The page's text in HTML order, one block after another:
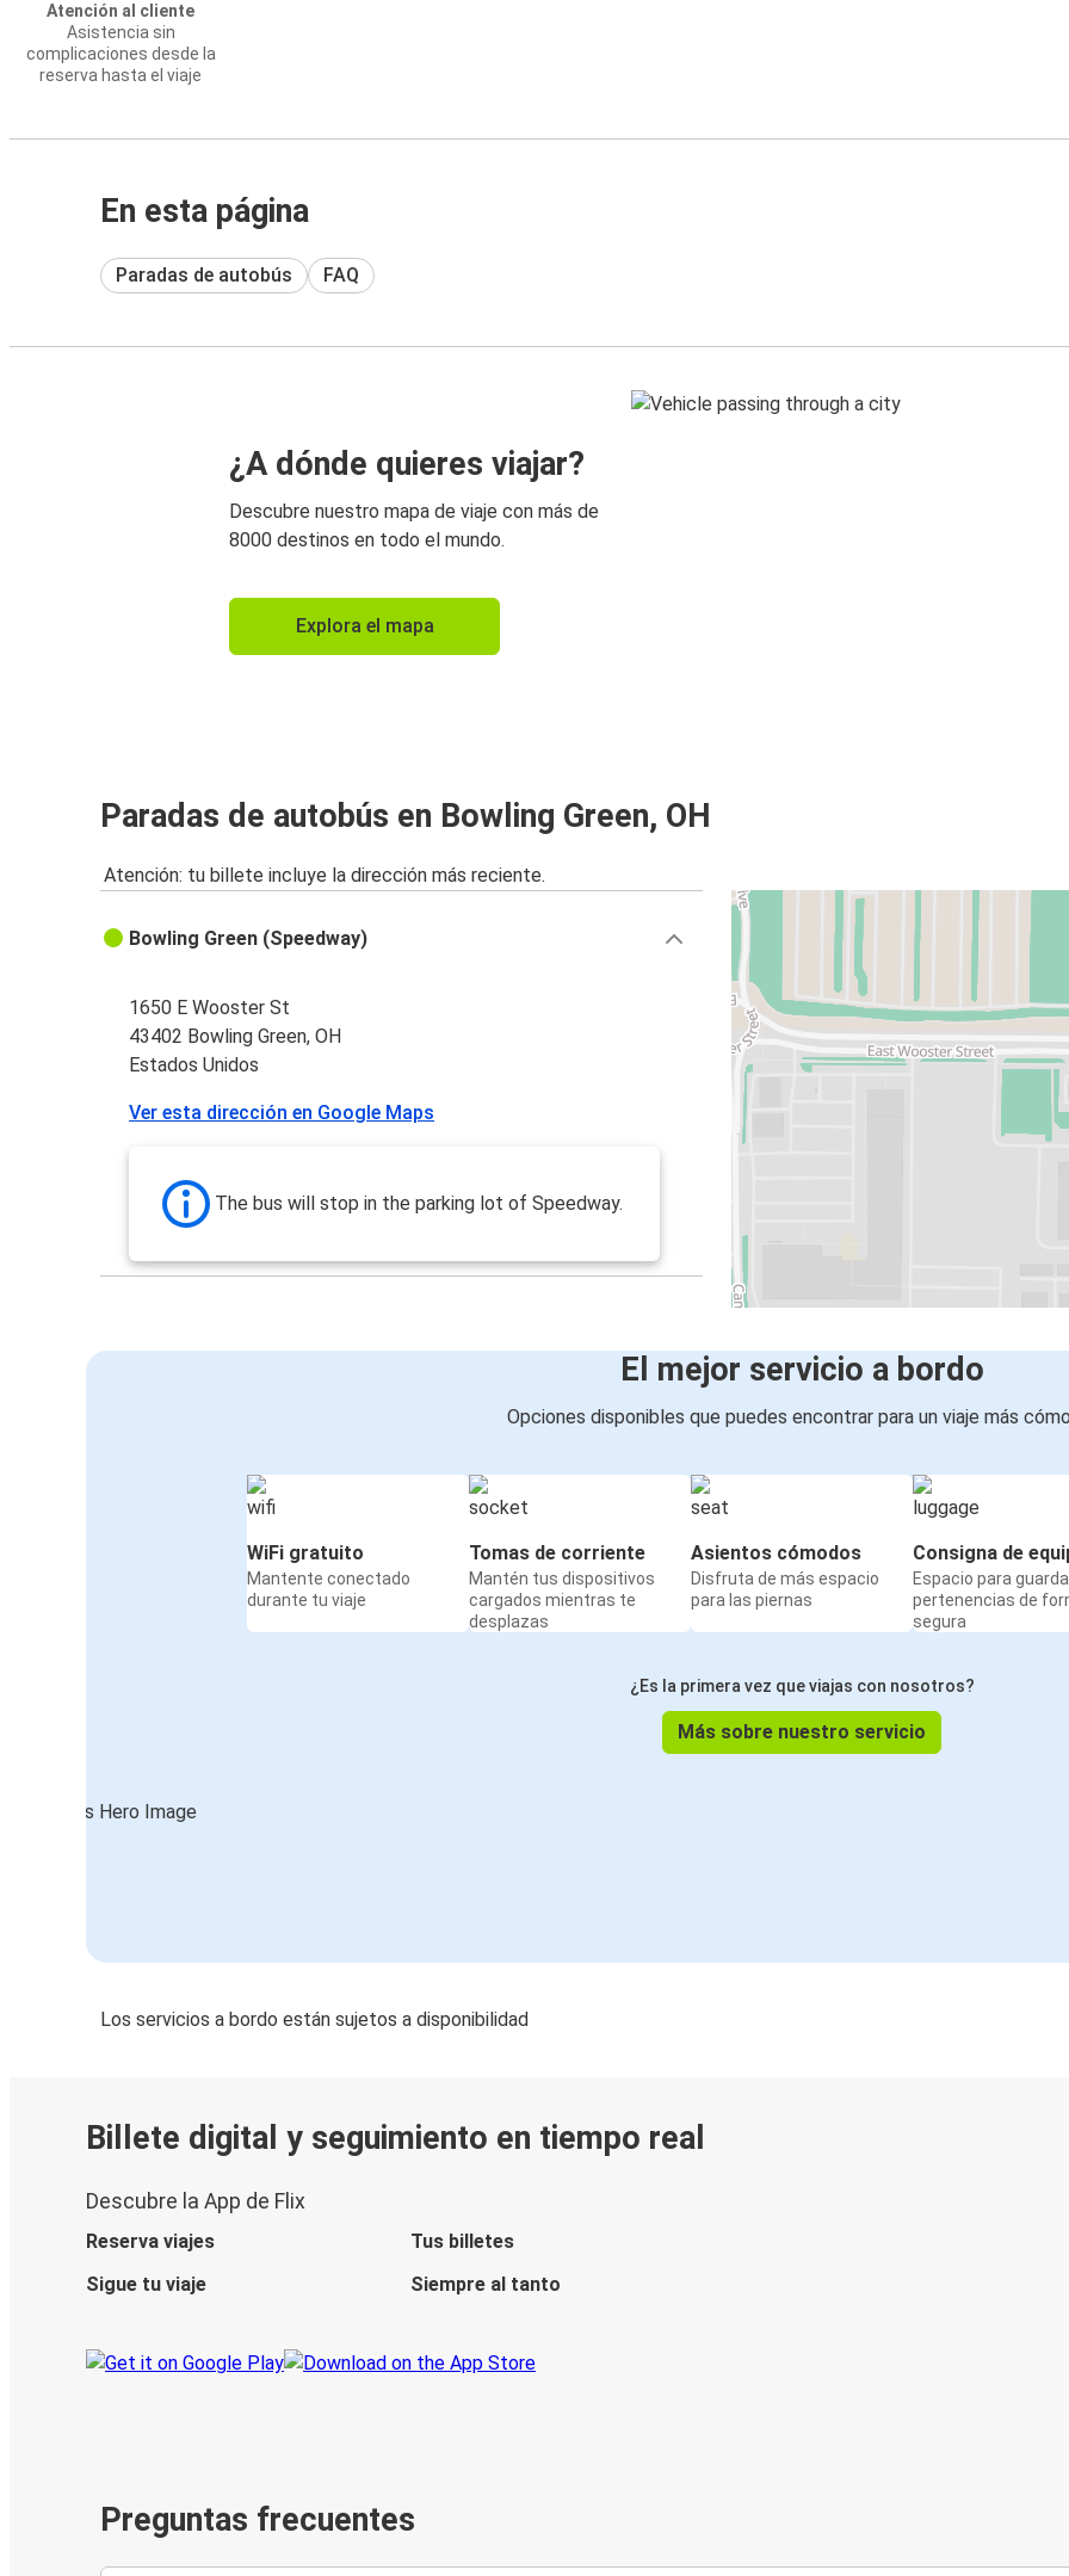
Atención al cliente
Asistencia sin
complicaciones desde la
reserva hasta el viaje
En esta página
Paradas de autobús FAQ
¿A dónde quieres viajar?
Descubre nuestro mapa de viaje con más de
8000 destinos en todo el mundo.
Explora el mapa
Paradas de autobús en Bowling Green, OH
Atención: tu billete incluye la dirección más reciente.
Bowling Green (Speedway)
1650 E Wooster St
43402 Bowling Green, OH
Estados Unidos
Ver esta dirección en Google Maps
The bus will stop in the parking lot of Speedway.
El mejor servicio a bordo
Opciones disponibles que puedes encontrar para un viaje más
WiFi gratuito
Mantente conectado
durante tu viaje
Tomas de corriente
Mantén tus dispositivos
cargados mientras te
desplazas
Asientos cómodos
Disfruta de más espacio
para las piernas
Consigna de
Espacio para
pertenencias de
segura
¿Es la primera vez que viajas con nosotros?
Más sobre nuestro servicio
Los servicios a bordo están sujetos a disponibilidad
Billete digital y seguimiento en tiempo real
Descubre la App de Flix
Reserva viajes
Tus billetes
Sigue tu viaje
Siempre al tanto
Preguntas frecuentes